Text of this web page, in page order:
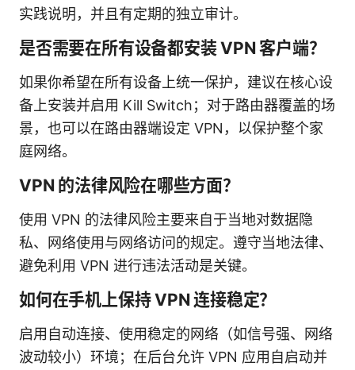
实践说明，并且有定期的独立审计。
是否需要在所有设备都安装 VPN 客户端？
如果你希望在所有设备上统一保护，建议在核心设
备上安装并启用 Kill Switch；对于路由器覆盖的场
景，也可以在路由器端设定 VPN，以保护整个家
庭网络。
VPN 的法律风险在哪些方面？
使用 VPN 的法律风险主要来自于当地对数据隐
私、网络使用与网络访问的规定。遵守当地法律、
避免利用 VPN 进行违法活动是关键。
如何在手机上保持 VPN 连接稳定？
启用自动连接、使用稳定的网络（如信号强、网络
波动较小）环境；在后台允许 VPN 应用自启动并